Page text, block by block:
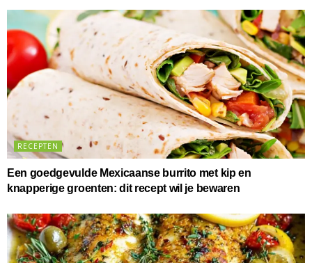
RECEPTEN
Een goedgevulde Mexicaanse burrito met kip en
knapperige groenten: dit recept wil je bewaren